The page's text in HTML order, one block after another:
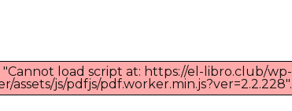
load script at: https://el-libro.club/wp-
js/pdfjs/pdf.worker.min.js?ver=2.2.228".